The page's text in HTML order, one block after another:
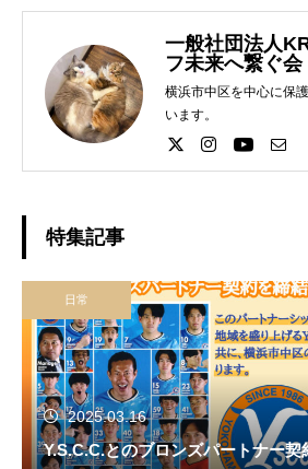
一般社団法人
フ未来へ繋ぐ会
横浜市中区を中心に保
います。
特集記事
日常
2025.03.16
Y.S.C.C.とのブロンズパートナー契